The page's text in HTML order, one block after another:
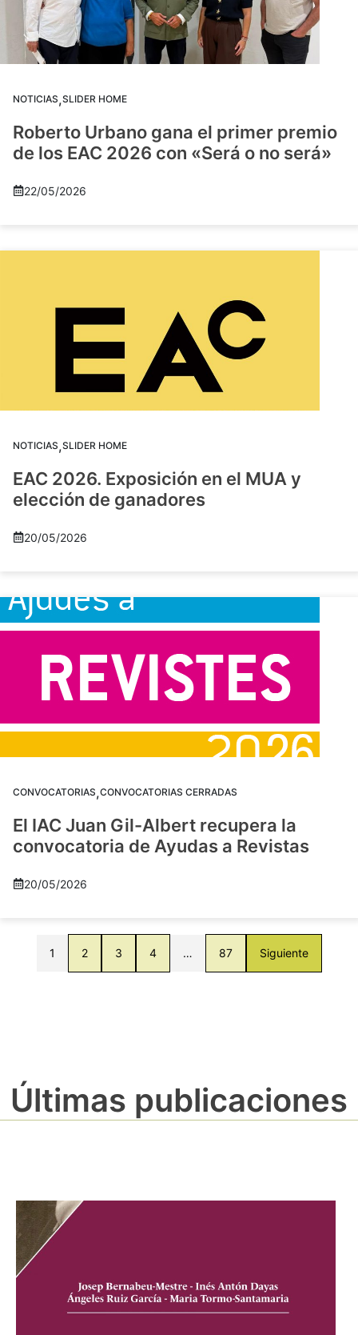
NOTICIAS,SLIDER HOME
Roberto Urbano gana el primer premio
de los EAC 2026 con «Será o no será»
22/05/2026
NOTICIAS,SLIDER HOME
EAC 2026. Exposición en el MUA y
elección de ganadores
20/05/2026
CONVOCATORIAS,CONVOCATORIAS CERRADAS
El IAC Juan Gil-Albert recupera la
convocatoria de Ayudas a Revistas
20/05/2026
1 2 3 4 … 87 Siguiente
Últimas publicaciones